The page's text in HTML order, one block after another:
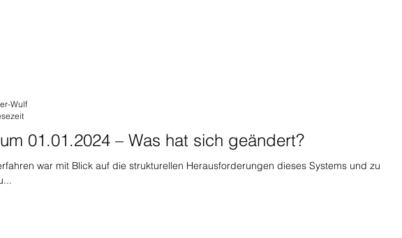
01.01.2024 – Was hat sich geändert?
war mit Blick auf die strukturellen Herausforderungen dieses Systems und zu
Wulf